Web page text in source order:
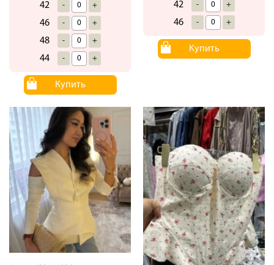
42 - +
46 - +
48 - +
44 - +
Купить
42 - +
46 - +
Купить